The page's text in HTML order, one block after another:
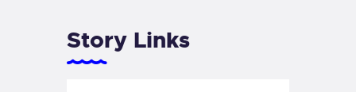
Story Links